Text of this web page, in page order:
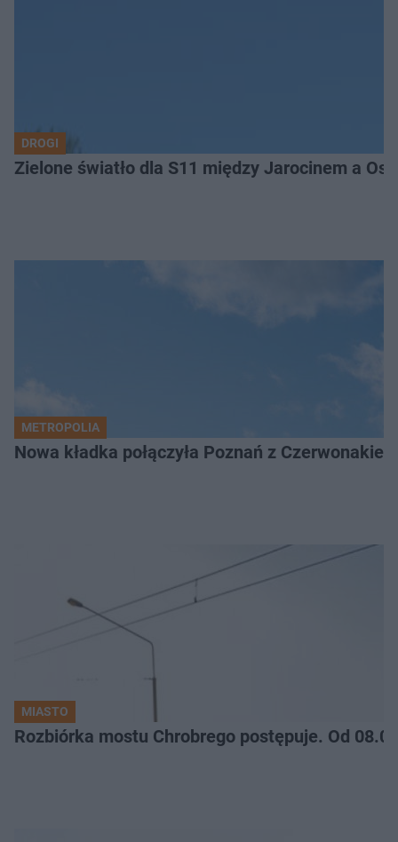
DROGI
Zielone światło dla S11 między Jarocinem a
METROPOLIA
Nowa kładka połączyła Poznań z
MIASTO
Rozbiórka mostu Chrobrego postępuje. Od